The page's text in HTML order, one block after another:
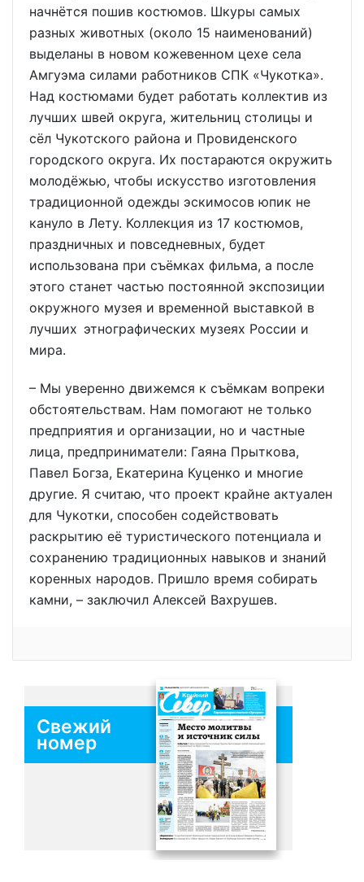
начнётся пошив костюмов. Шкуры самых
разных животных (около 15 наименований)
выделаны в новом кожевенном цехе села
Амгуэма силами работников СПК «Чукотка».
Над костюмами будет работать коллектив из
лучших швей округа, жительниц столицы и
сёл Чукотского района и Провиденского
городского округа. Их постараются окружить
молодёжью, чтобы искусство изготовления
традиционной одежды эскимосов юпик не
кануло в Лету. Коллекция из 17 костюмов,
праздничных и повседневных, будет
использована при съёмках фильма, а после
этого станет частью постоянной экспозиции
окружного музея и временной выставкой в
лучших этнографических музеях России и
мира.
– Мы уверенно движемся к съёмкам вопреки
обстоятельствам. Нам помогают не только
предприятия и организации, но и частные
лица, предприниматели: Гаяна Прыткова,
Павел Богза, Екатерина Куценко и многие
другие. Я считаю, что проект крайне актуален
для Чукотки, способен содействовать
раскрытию её туристического потенциала и
сохранению традиционных навыков и знаний
коренных народов. Пришло время собирать
камни, – заключил Алексей Вахрушев.
Свежий
номер